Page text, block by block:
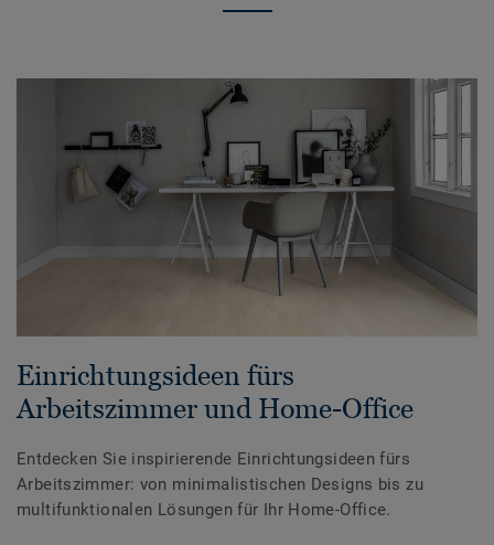
Einrichtungsideen fürs
Arbeitszimmer und Home-Office
Entdecken Sie inspirierende Einrichtungsideen fürs
Arbeitszimmer: von minimalistischen Designs bis zu
multifunktionalen Lösungen für Ihr Home-Office.